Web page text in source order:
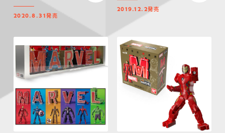
2020.8.31発売
2019.12.2発売